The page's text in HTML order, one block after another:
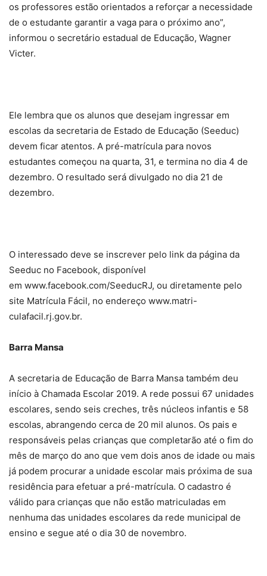
os professores estão orientados a reforçar a necessidade
de o estudante garantir a vaga para o próximo ano”,
informou o secretário estadual de Educação, Wagner
Victer.
Ele lembra que os alunos que desejam ingressar em
escolas da secretaria de Estado de Educação (Seeduc)
devem ficar atentos. A pré-matrícula para novos
estudantes começou na quarta, 31, e termina no dia 4 de
dezembro. O resultado será divulgado no dia 21 de
dezembro.
O interessado deve se inscrever pelo link da página da
Seeduc no Facebook, disponível
em www.facebook.com/SeeducRJ, ou diretamente pelo
site Matrícula Fácil, no endereço www.matri-
culafacil.rj.gov.br.
Barra Mansa
A secretaria de Educação de Barra Mansa também deu
início à Chamada Escolar 2019. A rede possui 67 unidades
escolares, sendo seis creches, três núcleos infantis e 58
escolas, abrangendo cerca de 20 mil alunos. Os pais e
responsáveis pelas crianças que completarão até o fim do
mês de março do ano que vem dois anos de idade ou mais
já podem procurar a unidade escolar mais próxima de sua
residência para efetuar a pré-matrícula. O cadastro é
válido para crianças que não estão matriculadas em
nenhuma das unidades escolares da rede municipal de
ensino e segue até o dia 30 de novembro.